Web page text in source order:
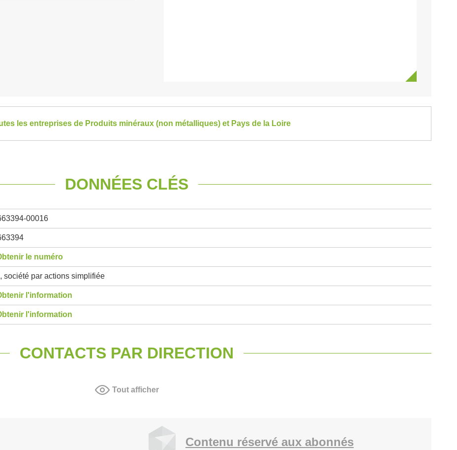
les entreprises de Produits minéraux (non métalliques) et Pays de la Loire
DONNÉES CLÉS
00016
le numéro
société par actions simplifiée
l'information
l'information
CONTACTS PAR DIRECTION
Tout afficher
Contenu réservé aux abonnés